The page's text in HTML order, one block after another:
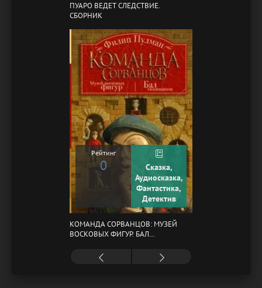
ПУАРО ВЕДЕТ СЛЕДСТВИЕ.
СБОРНИК
Рейтинг
0
Сказка,
Аудиосказка,
Фантастика,
Детектив
КОМАНДА СОРВАНЦОВ: МУЗЕЙ
ВОСКОВЫХ ФИГУР. БАЛ